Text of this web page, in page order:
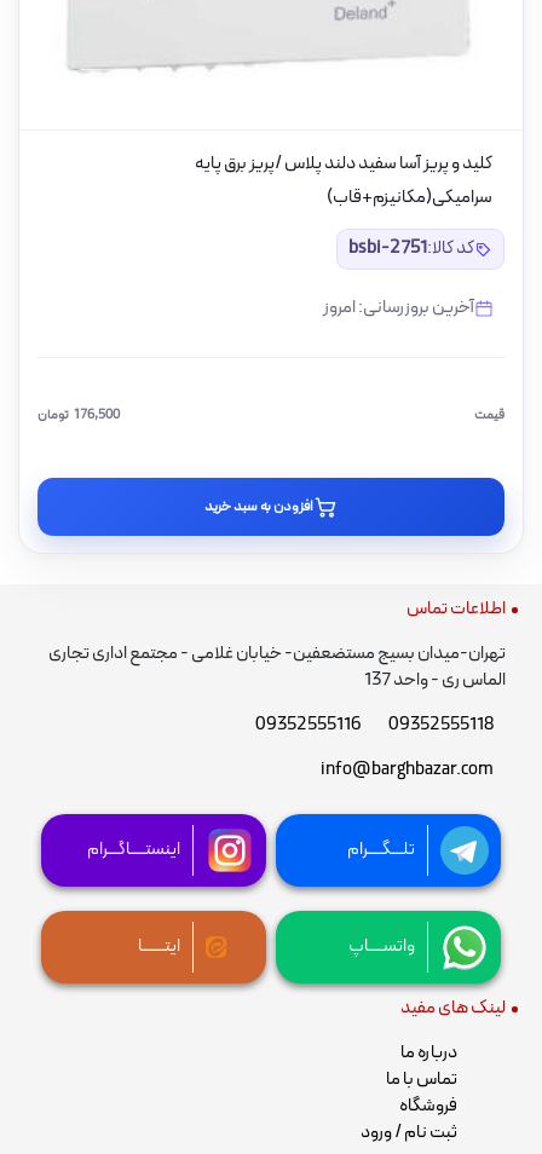
کلید و پریز آسا سفید دلند پلاس /پریز برق پایه
سرامیکی(مکانیزم+قاب)
کد کالا:bsbi-2751
آخرین بروزرسانی: امروز
قیمت تومان 176,500
افزودن به سبد خرید
اطلاعات تماس
تهران-میدان بسیج مستضعفین- خیابان غلامی - مجتمع اداری تجاری
الماس ری - واحد 137
09352555118
09352555116
info@barghbazar.com
تلـــگــــرام اینستــــاگـــرام
واتســــاپ ایتــــــا
لینک های مفید
درباره ما
تماس با ما
فروشگاه
ثبت نام / ورود